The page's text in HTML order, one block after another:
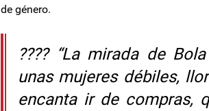
de género.
???? “La mirada de
unas mujeres débiles,
encanta ir de compras,